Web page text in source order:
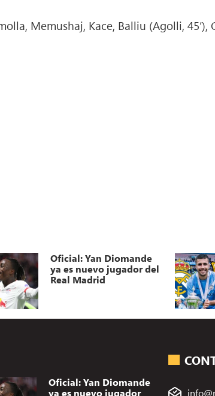
Memushaj, Kace, Balliu (Agolli, 45’),
Oficial: Yan Diomande
ya es nuevo jugador del
Real Madrid
Oficial: Yan Diomande
ya es nuevo jugador